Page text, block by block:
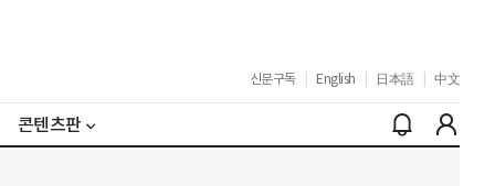
신문구독 English 日本語 中文
콘텐츠판